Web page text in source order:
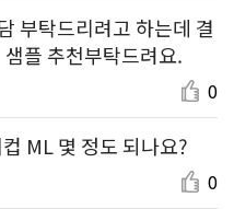
부탁드리려고 하는데 결
플 추천부탁드려요.
0
ML 몇 정도 되나요?
0